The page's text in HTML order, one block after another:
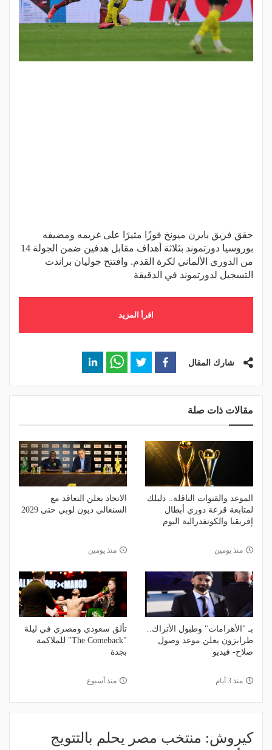
حقق فريق بايرن ميونخ فوزًا مثيرًا على غريمه ومضيفه
بوروسيا دورتموند بثلاثة أهداف مقابل هدفين ضمن الجولة 14
من الدوري الألماني لكرة القدم. وافتتح جوليان براندت
التسجيل لدورتموند في الدقيقة
اقرأ المزيد
شارك المقال
مقالات ذات صلة
الموعد والقنوات الناقلة.. دليلك
لمتابعة قرعة دوري أبطال
إفريقيا والكونفدرالية اليوم
منذ يومين
الاتحاد يعلن التعاقد مع
السنغالي ديون لوبي حتى 2029
منذ يومين
بـ "الأهرامات" وطبول الأتراك..
طرابزون يعلن موعد وصول
صلاح- فيديو
منذ 3 أيام
تألق سعودي ومصري في ليلة
"The Comeback" للملاكمة
بجدة
منذ أسبوع
كيروش: منتخب مصر يحلم بالتتويج